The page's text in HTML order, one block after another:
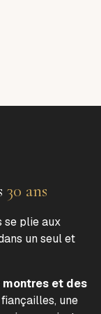
30 ans
se plie aux
un seul et
et des
une